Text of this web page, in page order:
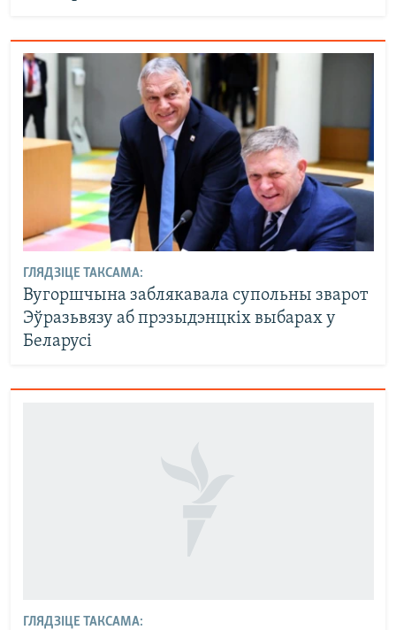
ГЛЯДЗІЦЕ ТАКСАМА:
Вугоршчына заблякавала супольны зварот
Эўразьвязу аб прэзыдэнцкіх выбарах у
Беларусі
ГЛЯДЗІЦЕ ТАКСАМА: